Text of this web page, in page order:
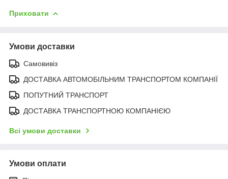
Приховати
Умови доставки
Самовивіз
ДОСТАВКА АВТОМОБІЛЬНИМ ТРАНСПОРТОМ КОМПАНІЇ
ПОПУТНИЙ ТРАНСПОРТ
ДОСТАВКА ТРАНСПОРТНОЮ КОМПАНІЄЮ
Всі умови доставки
Умови оплати